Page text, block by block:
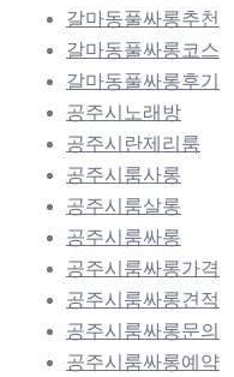
갈마동풀싸롱추천
갈마동풀싸롱코스
갈마동풀싸롱후기
공주시노래방
공주시란제리룸
공주시룸사롱
공주시룸살롱
공주시룸싸롱
공주시룸싸롱가격
공주시룸싸롱견적
공주시룸싸롱문의
공주시룸싸롱예약